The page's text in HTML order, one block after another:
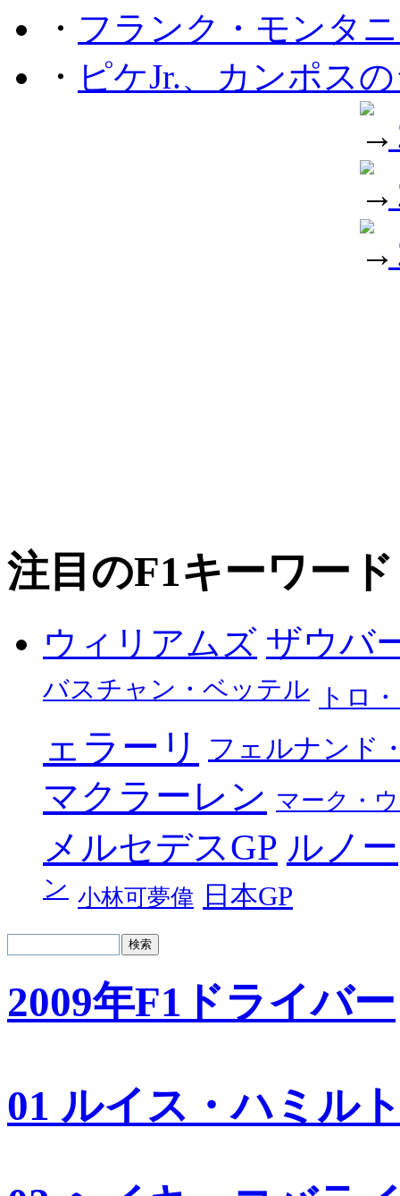
・ フランク・モンタ
・ ピケJr.、カンポス
注目のF1キーワード
ウィリアムズ ザウバ
バスチャン・ベッテル トロ
ェラーリ フェルナンド
マクラーレン マーク・
メルセデスGP ルノー
ン 小林可夢偉 日本GP
2009年F1ドライバー
01 ルイス・ハミル